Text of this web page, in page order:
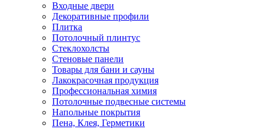
Входные двери
Декоративные профили
Плитка
Потолочный плинтус
Стеклохолсты
Стеновые панели
Товары для бани и сауны
Лакокрасочная продукция
Профессиональная химия
Потолочные подвесные системы
Напольные покрытия
Пена, Клея, Герметики